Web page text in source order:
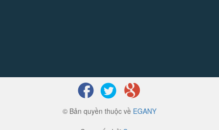
© Bản quyền thuộc về EGANY